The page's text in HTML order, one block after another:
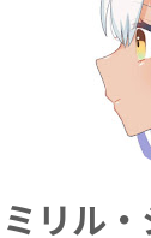
ミリル